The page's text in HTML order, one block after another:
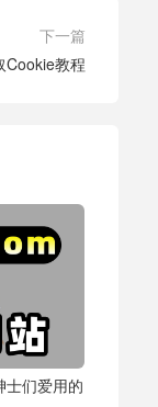
下一篇
Cookie教程
士们爱用的